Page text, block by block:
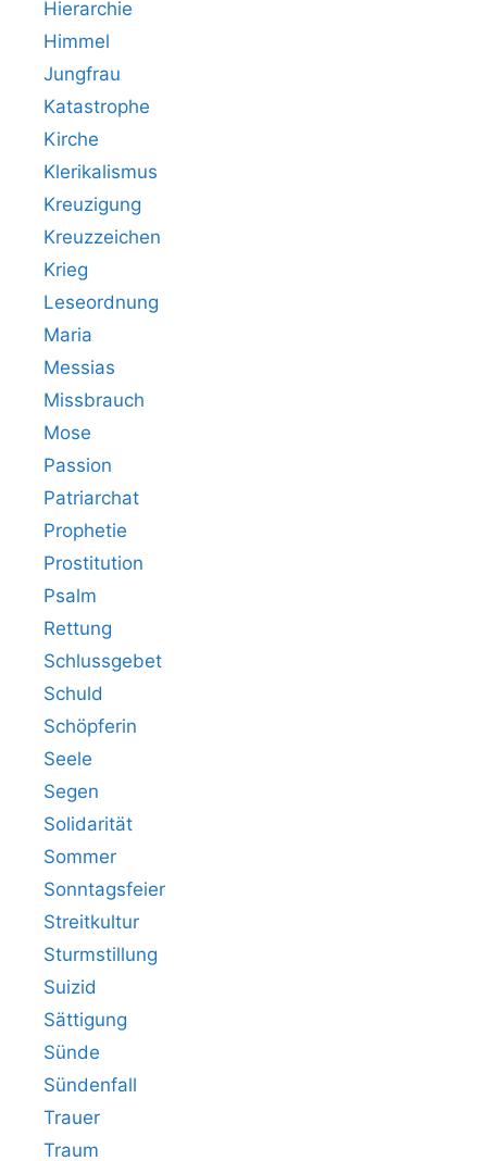
Hierarchie
Himmel
Jungfrau
Katastrophe
Kirche
Klerikalismus
Kreuzigung
Kreuzzeichen
Krieg
Leseordnung
Maria
Messias
Missbrauch
Mose
Passion
Patriarchat
Prophetie
Prostitution
Psalm
Rettung
Schlussgebet
Schuld
Schöpferin
Seele
Segen
Solidarität
Sommer
Sonntagsfeier
Streitkultur
Sturmstillung
Suizid
Sättigung
Sünde
Sündenfall
Trauer
Traum